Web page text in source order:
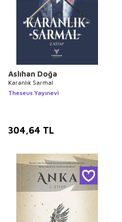
Aslıhan Doğa
Karanlık Sarmal
Theseus Yayınevi
304,64 TL